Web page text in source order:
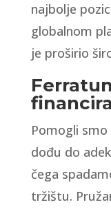
najbolje
globalnom
je proširio
Pomogli
dođu do
čega
tržištu.